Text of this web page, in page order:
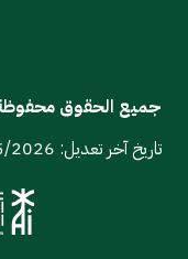
جميع الحقوق محفوظة
تاريخ آخر تعديل: 03/05/2026 - 4:13 م بتوقيت السعودية